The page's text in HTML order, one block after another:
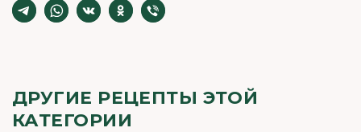
ДРУГИЕ РЕЦЕПТЫ ЭТОЙ
КАТЕГОРИИ